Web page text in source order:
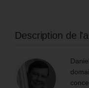
Description de